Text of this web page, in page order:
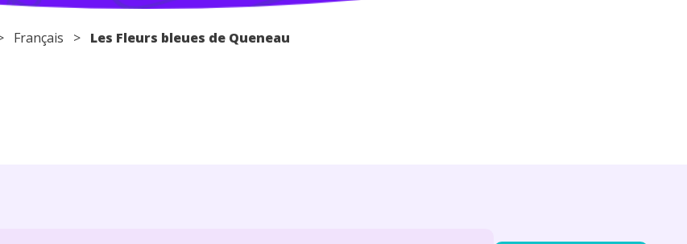
Français > Les Fleurs bleues de Queneau